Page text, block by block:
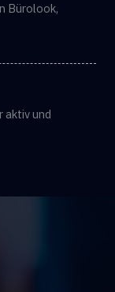
Bürolook,
aktiv und